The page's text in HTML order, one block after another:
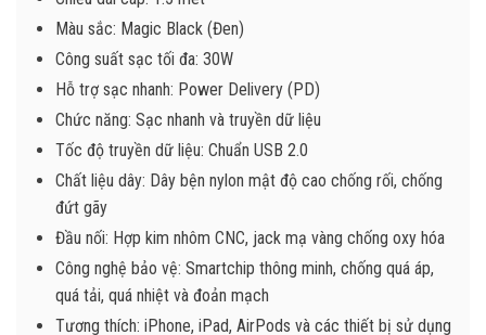
Màu sắc: Magic Black (Đen)
Công suất sạc tối đa: 30W
Hỗ trợ sạc nhanh: Power Delivery (PD)
Chức năng: Sạc nhanh và truyền dữ liệu
Tốc độ truyền dữ liệu: Chuẩn USB 2.0
Chất liệu dây: Dây bện nylon mật độ cao chống rối, chống
đứt gãy
Đầu nối: Hợp kim nhôm CNC, jack mạ vàng chống oxy hóa
Công nghệ bảo vệ: Smartchip thông minh, chống quá áp,
quá tải, quá nhiệt và đoản mạch
Tương thích: iPhone, iPad, AirPods và các thiết bị sử dụng